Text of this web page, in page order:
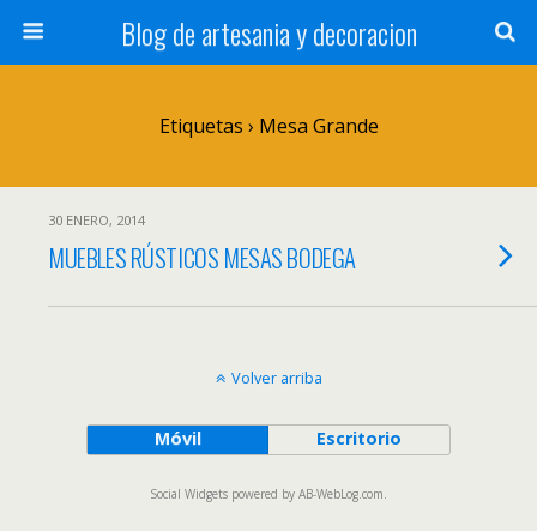
Blog de artesania y decoracion
Etiquetas › Mesa Grande
30 ENERO, 2014
MUEBLES RÚSTICOS MESAS BODEGA
Volver arriba
Móvil Escritorio
Social Widgets powered by AB-WebLog.com.